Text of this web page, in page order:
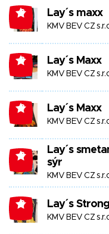
-8 Lay´s maxx
KMV BEV CZ
-8 Lay´s Maxx
KMV BEV CZ
-8 Lay´s Maxx
KMV BEV CZ
-8
Lay´s
sýr
KMV BEV CZ
-8 Lay´s Strong
KMV BEV CZ